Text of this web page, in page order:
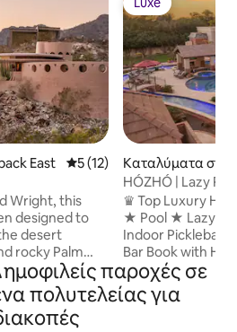
East Μέση βαθμολογία: 5 στα 5,
5 (12)
Wright, this
designed to
desert
rocky Palm
windows as
into the next.
rose marble,
floors are
Luxe
Καταλύματα
le
HÓZHÓ | Lazy
Pickleball
♛ Top Luxury
★ Pool ★ Lazy
Indoor Pickleball
Bar Book with HÓZHÓ Scottsdale and
experience the
always included
surprises. We
παροχές σε
πολυτελείας για